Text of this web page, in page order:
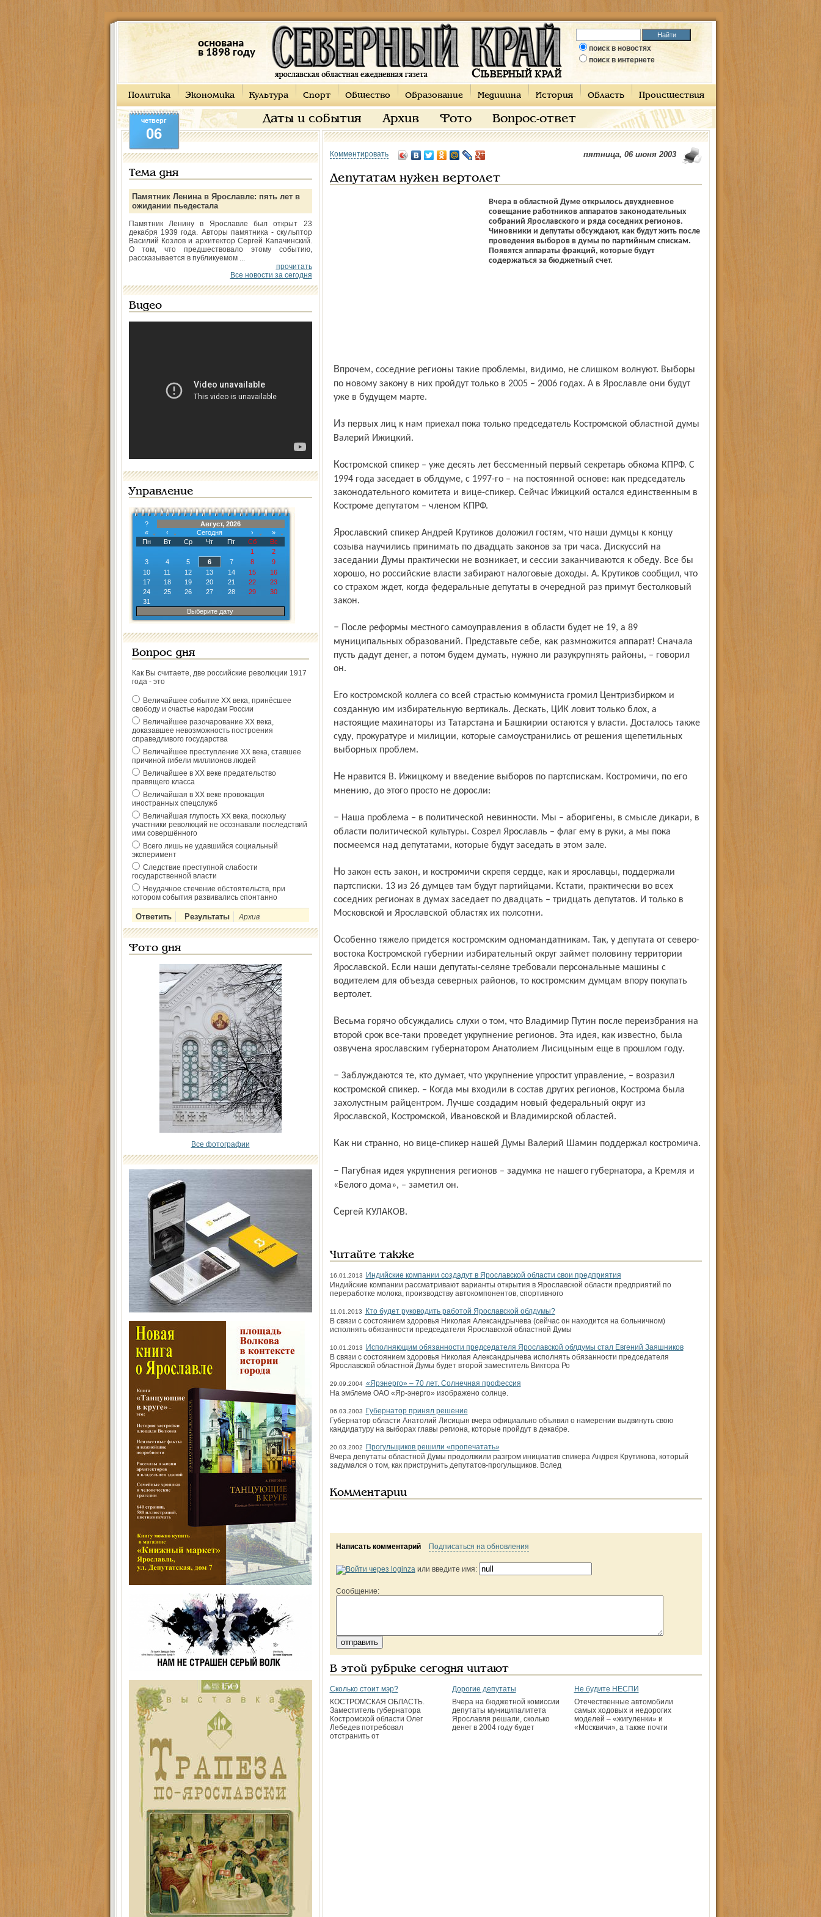
основана
в 1898 году
поиск в новостях
поиск в интернете
Политика Экономика Культура Спорт Общество Образование Медицина История Область Происшествия
Даты и события Архив Фото Вопрос-ответ
четверг
06
Тема дня
Памятник Ленина в Ярославле: пять лет в
ожидании пьедестала
Памятник Ленину в Ярославле был открыт 23
декабря 1939 года. Авторы памятника - скульптор
Василий Козлов и архитектор Сергей Капачинский.
О том, что предшествовало этому событию,
рассказывается в публикуемом ...
прочитать
Все новости за сегодня
Видео
Управление
?
Август, 2026
«
‹ Сегодня ›
»
Пн
Вт Ср Чт Пт Сб
Вс
1
2
3
4 5 6 7 8
9
10
11 12 13 14 15
16
17
18 19 20 21 22
23
24
25 26 27 28 29
30
31
Выберите дату
Вопрос дня
Как Вы считаете, две российские революции 1917
года - это
Величайшее событие ХХ века, принёсшее
свободу и счастье народам России
Величайшее разочарование ХХ века,
доказавшее невозможность построения
справедливого государства
Величайшее преступление ХХ века, ставшее
причиной гибели миллионов людей
Величайшее в ХХ веке предательство
правящего класса
Величайшая в ХХ веке провокация
иностранных спецслужб
Величайшая глупость ХХ века, поскольку
участники революций не осознавали последствий
ими совершённого
Всего лишь не удавшийся социальный
эксперимент
Следствие преступной слабости
государственной власти
Неудачное стечение обстоятельств, при
котором события развивались спонтанно
Архив
Фото дня
Все фотографии
Комментировать пятница, 06 июня 2003
Депутатам нужен вертолет
Вчера в областной Думе открылось двухдневное
совещание работников аппаратов законодательных
собраний Ярославского и ряда соседних регионов.
Чиновники и депутаты обсуждают, как будут жить после
проведения выборов в думы по партийным спискам.
Появятся аппараты фракций, которые будут
содержаться за бюджетный счет.
Впрочем, соседние регионы такие проблемы, видимо, не слишком волнуют. Выборы
по новому закону в них пройдут только в 2005 – 2006 годах. А в Ярославле они будут
уже в будущем марте.
Из первых лиц к нам приехал пока только председатель Костромской областной думы
Валерий Ижицкий.
Костромской спикер – уже десять лет бессменный первый секретарь обкома КПРФ. С
1994 года заседает в облдуме, с 1997-го – на постоянной основе: как председатель
законодательного комитета и вице-спикер. Сейчас Ижицкий остался единственным в
Костроме депутатом – членом КПРФ.
Ярославский спикер Андрей Крутиков доложил гостям, что наши думцы к концу
созыва научились принимать по двадцать законов за три часа. Дискуссий на
заседании Думы практически не возникает, и сессии заканчиваются к обеду. Все бы
хорошо, но российские власти забирают налоговые доходы. А. Крутиков сообщил, что
со страхом ждет, когда федеральные депутаты в очередной раз примут бестолковый
закон.
– После реформы местного самоуправления в области будет не 19, а 89
муниципальных образований. Представьте себе, как размножится аппарат! Сначала
пусть дадут денег, а потом будем думать, нужно ли разукрупнять районы, – говорил
он.
Его костромской коллега со всей страстью коммуниста громил Центризбирком и
созданную им избирательную вертикаль. Дескать, ЦИК ловит только блох, а
настоящие махинаторы из Татарстана и Башкирии остаются у власти. Досталось также
суду, прокуратуре и милиции, которые самоустранились от решения щепетильных
выборных проблем.
Не нравится В. Ижицкому и введение выборов по партспискам. Костромичи, по его
мнению, до этого просто не доросли:
– Наша проблема – в политической невинности. Мы – аборигены, в смысле дикари, в
области политической культуры. Созрел Ярославль – флаг ему в руки, а мы пока
посмеемся над депутатами, которые будут заседать в этом зале.
Но закон есть закон, и костромичи скрепя сердце, как и ярославцы, поддержали
партсписки. 13 из 26 думцев там будут партийцами. Кстати, практически во всех
соседних регионах в думах заседает по двадцать – тридцать депутатов. И только в
Московской и Ярославской областях их полсотни.
Особенно тяжело придется костромским одномандатникам. Так, у депутата от северо-
востока Костромской губернии избирательный округ займет половину территории
Ярославской. Если наши депутаты-селяне требовали персональные машины с
водителем для объезда северных районов, то костромским думцам впору покупать
вертолет.
Весьма горячо обсуждались слухи о том, что Владимир Путин после переизбрания на
второй срок все-таки проведет укрупнение регионов. Эта идея, как известно, была
озвучена ярославским губернатором Анатолием Лисицыным еще в прошлом году.
– Заблуждаются те, кто думает, что укрупнение упростит управление, – возразил
костромской спикер. – Когда мы входили в состав других регионов, Кострома была
захолустным райцентром. Лучше создадим новый федеральный округ из
Ярославской, Костромской, Ивановской и Владимирской областей.
Как ни странно, но вице-спикер нашей Думы Валерий Шамин поддержал костромича.
– Пагубная идея укрупнения регионов – задумка не нашего губернатора, а Кремля и
«Белого дома», – заметил он.
Сергей КУЛАКОВ.
Читайте также
16.01.2013
Индийские компании создадут в Ярославской области свои предприятия
Индийские компании рассматривают варианты открытия в Ярославской области предприятий по
переработке молока, производству автокомпонентов, спортивного
11.01.2013
Кто будет руководить работой Ярославской облдумы?
В связи с состоянием здоровья Николая Александрычева (сейчас он находится на больничном)
исполнять обязанности председателя Ярославской областной Думы
10.01.2013
Исполняющим обязанности председателя Ярославской облдумы стал Евгений Заяшников
В связи с состоянием здоровья Николая Александрычева исполнять обязанности председателя
Ярославской областной Думы будет второй заместитель Виктора Ро
29.09.2004 «Ярэнерго» – 70 лет. Солнечная профессия
На эмблеме ОАО «Яр-энерго» изображено солнце.
06.03.2003
Губернатор принял решение
Губернатор области Анатолий Лисицын вчера официально объявил о намерении выдвинуть свою
кандидатуру на выборах главы региона, которые пройдут в декабре.
20.03.2002
Прогульщиков решили «пропечатать»
Вчера депутаты областной Думы продолжили разгром инициатив спикера Андрея Крутикова, который
задумался о том, как приструнить депутатов-прогульщиков. Вслед
Комментарии
Написать комментарий Подписаться на обновления
или введите имя:
Сообщение:
В этой рубрике сегодня читают
Сколько стоит мэр?
КОСТРОМСКАЯ ОБЛАСТЬ.
Заместитель губернатора
Костромской области Олег
Лебедев потребовал
отстранить от
Дорогие депутаты
Вчера на бюджетной комиссии
депутаты муниципалитета
Ярославля решали, сколько
денег в 2004 году будет
Не будите НЕСПИ
Отечественные автомобили
самых ходовых и недорогих
моделей – «жигуленки» и
«Москвичи», а также почти